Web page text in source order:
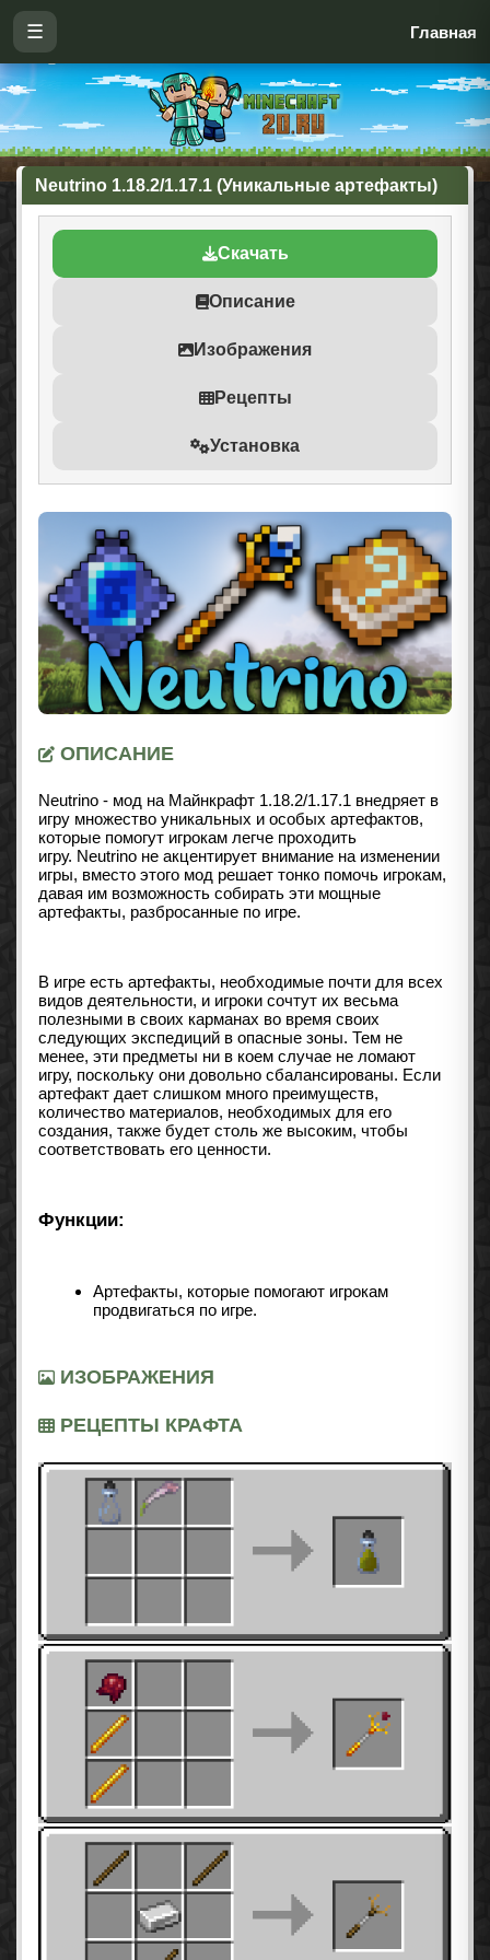
☰ Главная
Neutrino 1.18.2/1.17.1 (Уникальные артефакты)
Скачать
Описание
Изображения
Рецепты
Установка
ОПИСАНИЕ
Neutrino - мод на Майнкрафт 1.18.2/1.17.1 внедряет в
игру множество уникальных и особых артефактов,
которые помогут игрокам легче проходить
игру. Neutrino не акцентирует внимание на изменении
игры, вместо этого мод решает тонко помочь игрокам,
давая им возможность собирать эти мощные
артефакты, разбросанные по игре.
В игре есть артефакты, необходимые почти для всех
видов деятельности, и игроки сочтут их весьма
полезными в своих карманах во время своих
следующих экспедиций в опасные зоны. Тем не
менее, эти предметы ни в коем случае не ломают
игру, поскольку они довольно сбалансированы. Если
артефакт дает слишком много преимуществ,
количество материалов, необходимых для его
создания, также будет столь же высоким, чтобы
соответствовать его ценности.
Функции:
Артефакты, которые помогают игрокам
продвигаться по игре.
ИЗОБРАЖЕНИЯ
РЕЦЕПТЫ КРАФТА